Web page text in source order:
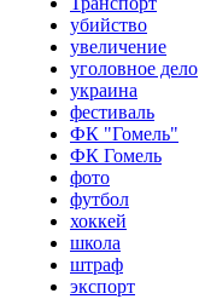
убийство
увеличение
уголовное дело
украина
фестиваль
ФК "Гомель"
ФК Гомель
фото
футбол
хоккей
школа
штраф
экспорт